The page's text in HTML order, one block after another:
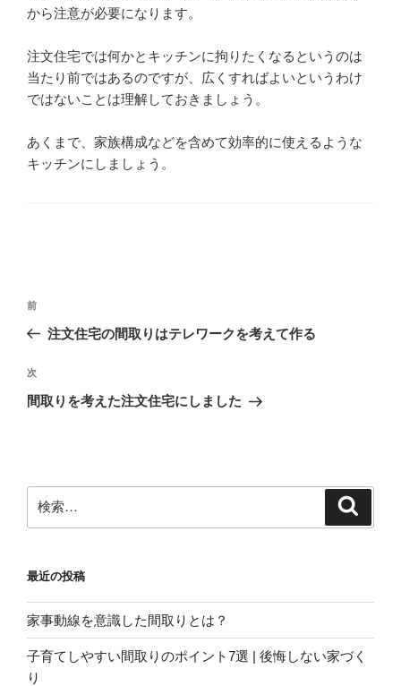
から注意が必要になります。
注文住宅では何かとキッチンに拘りたくなるというのは
当たり前ではあるのですが、広くすればよいというわけ
ではないことは理解しておきましょう。
あくまで、家族構成などを含めて効率的に使えるような
キッチンにしましょう。
投
ナ
ビ
ゲ
ン
前
の
稿
前
注文住宅の間取りはテレワークを考えて作る
次
の
次
間取りを考えた注文住宅にしました
索:
最近の投稿
家事動線を意識した間取りとは？
子育てしやすい間取りのポイント7選 | 後悔しない家づく
り